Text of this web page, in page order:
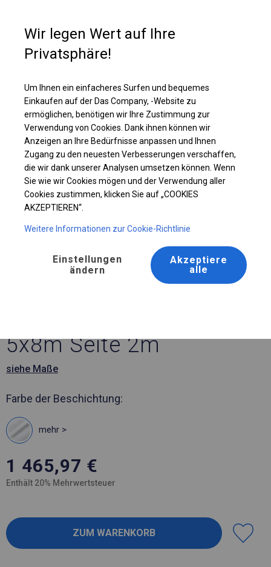
Solides Partyzelt | 5x8 m
5x8m Seite 2m
siehe Maße
Farbe der Beschichtung:
mehr >
1 465,97 €
Enthält 20% Mehrwertsteuer
Wir legen Wert auf Ihre
Privatsphäre!
Um Ihnen ein einfacheres Surfen und bequemes
Einkaufen auf der Das Company, -Website zu
ermöglichen, benötigen wir Ihre Zustimmung zur
Verwendung von Cookies. Dank ihnen können wir
Anzeigen an Ihre Bedürfnisse anpassen und Ihnen
Zugang zu den neuesten Verbesserungen verschaffen,
die wir dank unserer Analysen umsetzen können. Wenn
Sie wie wir Cookies mögen und der Verwendung aller
Cookies zustimmen, klicken Sie auf „COOKIES
AKZEPTIEREN“.
Weitere Informationen zur Cookie-Richtlinie
Einstellungen
ändern
Akzeptiere
alle